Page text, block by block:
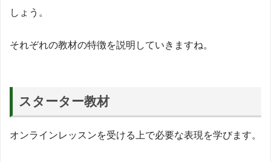
しょう。
それぞれの教材の特徴を説明していきますね。
スターター教材
オンラインレッスンを受ける上で必要な表現を学びます。